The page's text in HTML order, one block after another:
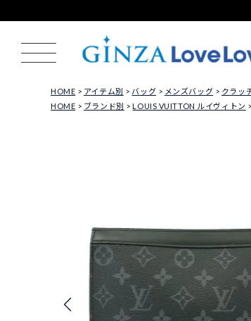
HOME アイテム別 バッグ メンズバッグ クラッ
HOME
ブランド別 LOUIS VUITTON ルイヴィトン